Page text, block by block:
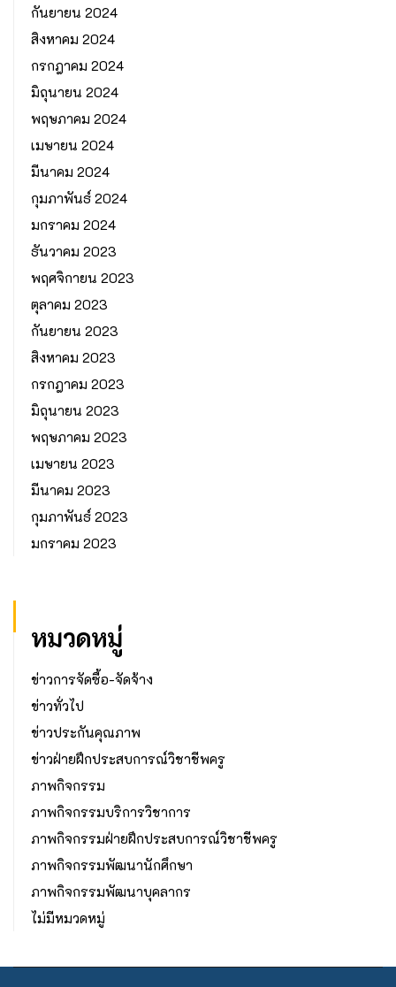
กันยายน 2024
สิงหาคม 2024
กรกฎาคม 2024
มิถุนายน 2024
พฤษภาคม 2024
เมษายน 2024
มีนาคม 2024
กุมภาพันธ์ 2024
มกราคม 2024
ธันวาคม 2023
พฤศจิกายน 2023
ตุลาคม 2023
กันยายน 2023
สิงหาคม 2023
กรกฎาคม 2023
มิถุนายน 2023
พฤษภาคม 2023
เมษายน 2023
มีนาคม 2023
กุมภาพันธ์ 2023
มกราคม 2023
หมวดหมู่
ข่าวการจัดซื้อ-จัดจ้าง
ข่าวทั่วไป
ข่าวประกันคุณภาพ
ข่าวฝ่ายฝึกประสบการณ์วิชาชีพครู
ภาพกิจกรรม
ภาพกิจกรรมบริการวิชาการ
ภาพกิจกรรมฝ่ายฝึกประสบการณ์วิชาชีพครู
ภาพกิจกรรมพัฒนานักศึกษา
ภาพกิจกรรมพัฒนาบุคลากร
ไม่มีหมวดหมู่